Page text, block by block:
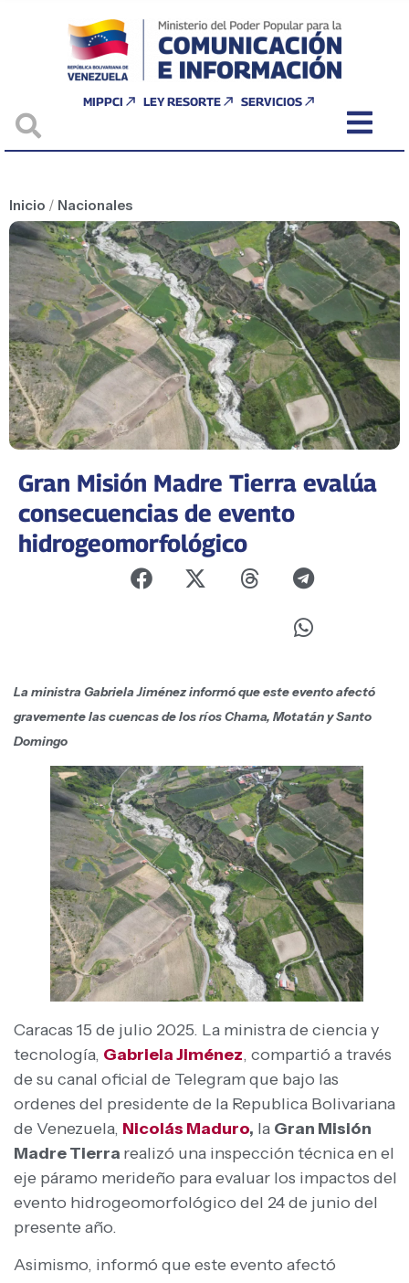
MIPPCI LEY RESORTE SERVICIOS
Inicio / Nacionales
Gran Misión Madre Tierra evalúa
consecuencias de evento
hidrogeomorfológico
La ministra Gabriela Jiménez informó que este evento afectó
gravemente las cuencas de los ríos Chama, Motatán y Santo
Domingo
Caracas 15 de julio 2025. La ministra de ciencia y
tecnología, Gabriela Jiménez, compartió a través
de su canal oficial de Telegram que bajo las
ordenes del presidente de la Republica Bolivariana
de Venezuela, Nicolás Maduro, la Gran Misión
Madre Tierra realizó una inspección técnica en el
eje páramo merideño para evaluar los impactos del
evento hidrogeomorfológico del 24 de junio del
presente año.
Asimismo, informó que este evento afectó